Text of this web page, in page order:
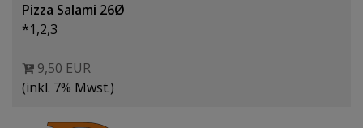
Pizza Salami 26Ø
*1,2,3
9,50 EUR
(inkl. 7% Mwst.)